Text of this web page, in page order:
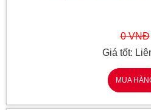
0 VNĐ
Giá tốt:
MUA